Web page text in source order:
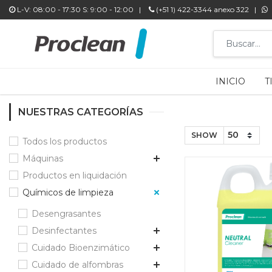
L-V: 08:00 - 17:30 S: 9:00 - 12:00 | (+51 1) 422-3344 anexo 322 |
INICIO
L-V: 08:00 - 17:30 S: 9:00 - 12:00 | (+51 1) 422-3344 anexo 322 |
INICIO
NUESTRAS CATEGORÍAS
Todos los productos
Máquinas
Productos en liquidación
Químicos de limpieza
Desengrasantes
Desinfectantes
Cuidado Bioenzimático
Cuidado de alfombras
SHOW